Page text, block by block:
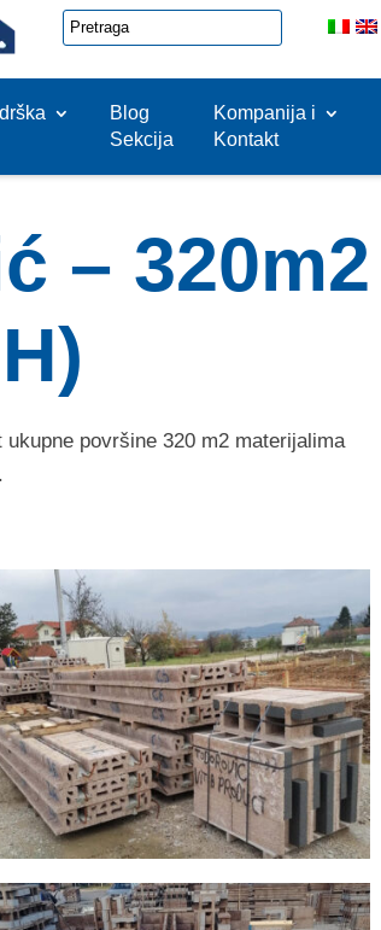
Blog
Sekcija
Kompanija i
Kontakt
– 320m2
površine 320 m2 materijalima